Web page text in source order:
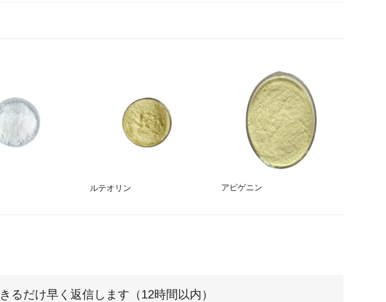
ルテオリン アピゲニン
るだけ早く返信します（12時間以内）